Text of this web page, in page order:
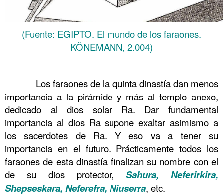
(Fuente: EGIPTO. El mundo de los faraones.
KÖNEMANN, 2.004)
Los faraones de la quinta dinastía dan menos
importancia a la pirámide y más al templo anexo,
dedicado al dios solar Ra. Dar fundamental
importancia al dios Ra supone exaltar asimismo a
los sacerdotes de Ra. Y eso va a tener su
importancia en el futuro. Prácticamente todos los
faraones de esta dinastía finalizan su nombre con el
de su dios protector, Sahura, Neferirkira,
Shepseskara, Neferefra, Niuserra, etc.